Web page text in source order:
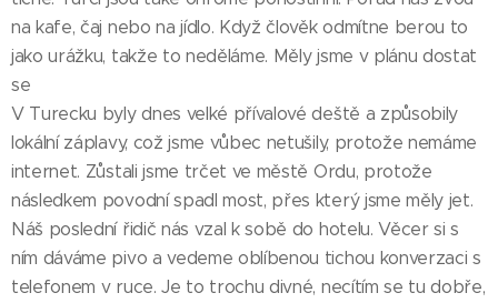
na kafe, čaj nebo na jídlo. Když člověk odmítne berou to
jako urážku, takže to neděláme. Měly jsme v plánu dostat
se
V Turecku byly dnes velké přívalové deště a způsobily
lokální záplavy, což jsme vůbec netušily, protože nemáme
internet. Zůstali jsme trčet ve městě Ordu, protože
následkem povodní spadl most, přes který jsme měly jet.
Náš poslední řidič nás vzal k sobě do hotelu. Věcer si s
ním dáváme pivo a vedeme oblíbenou tichou konverzaci s
telefonem v ruce. Je to trochu divné, necítím se tu dobře,